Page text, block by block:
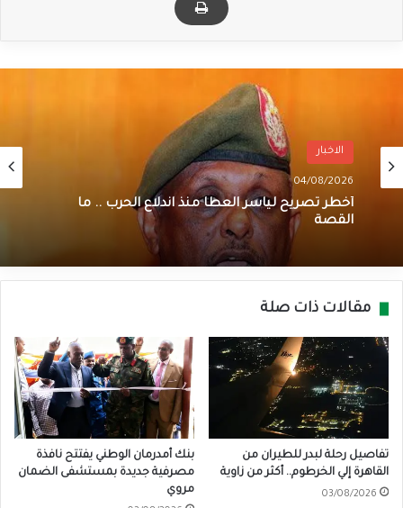
الاخبار
04/08/2026
أخطر تصريح لياسر العطا منذ اندلاع الحرب .. ما
القصة
مقالات ذات صلة
تفاصيل رحلة لبدر للطيران من
القاهرة إلي الخرطوم.. أكثر من زاوية
03/08/2026
بنك أمدرمان الوطني يفتتح نافذة
مصرفية جديدة بمستشفى الضمان
مروي